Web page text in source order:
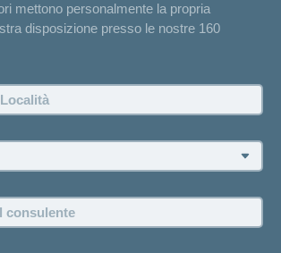
dall'agenzia
carriera
mettono personalmente la propria
disposizione presso le nostre 160